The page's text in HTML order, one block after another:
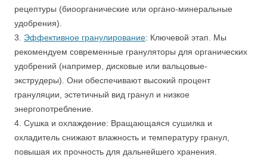
рецептуры (биоорганические или органо-минеральные
удобрения).
3. Эффективное гранулирование: Ключевой этап. Мы
рекомендуем современные грануляторы для органических
удобрений (например, дисковые или вальцовые-
экструдеры). Они обеспечивают высокий процент
грануляции, эстетичный вид гранул и низкое
энергопотребление.
4. Сушка и охлаждение: Вращающаяся сушилка и
охладитель снижают влажность и температуру гранул,
повышая их прочность для дальнейшего хранения.